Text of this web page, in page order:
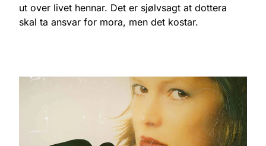
ut over livet hennar. Det er sjølvsagt at dottera
skal ta ansvar for mora, men det kostar.